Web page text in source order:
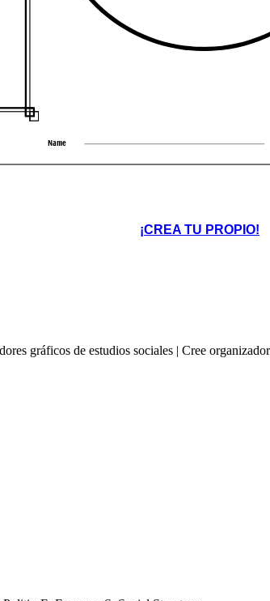
¡CREA TU PROPIO!
gráficos de estudios sociales | Cree